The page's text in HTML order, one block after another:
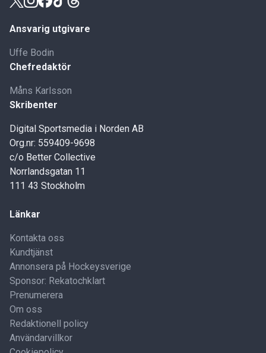
Ansvarig utgivare
Uffe Bodin
Chefredaktör
Måns Karlsson
Skribenter
Digital Sportsmedia i Norden AB
Org.nr: 559409-9698
c/o Better Collective
Norrlandsgatan 11
111 43 Stockholm
Länkar
Kontakta oss
Kundtjänst
Annonsera på Hockeysverige
Sponsor: Rekatochklart
Prenumerera
Om oss
Redaktionell policy
Användarvillkor